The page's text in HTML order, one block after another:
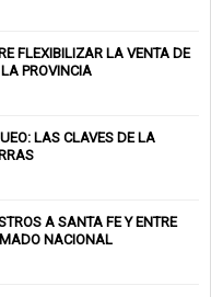
FLEXIBILIZAR LA VENTA DE
PROVINCIA
LAS CLAVES DE LA
A SANTA FE Y ENTRE
NACIONAL